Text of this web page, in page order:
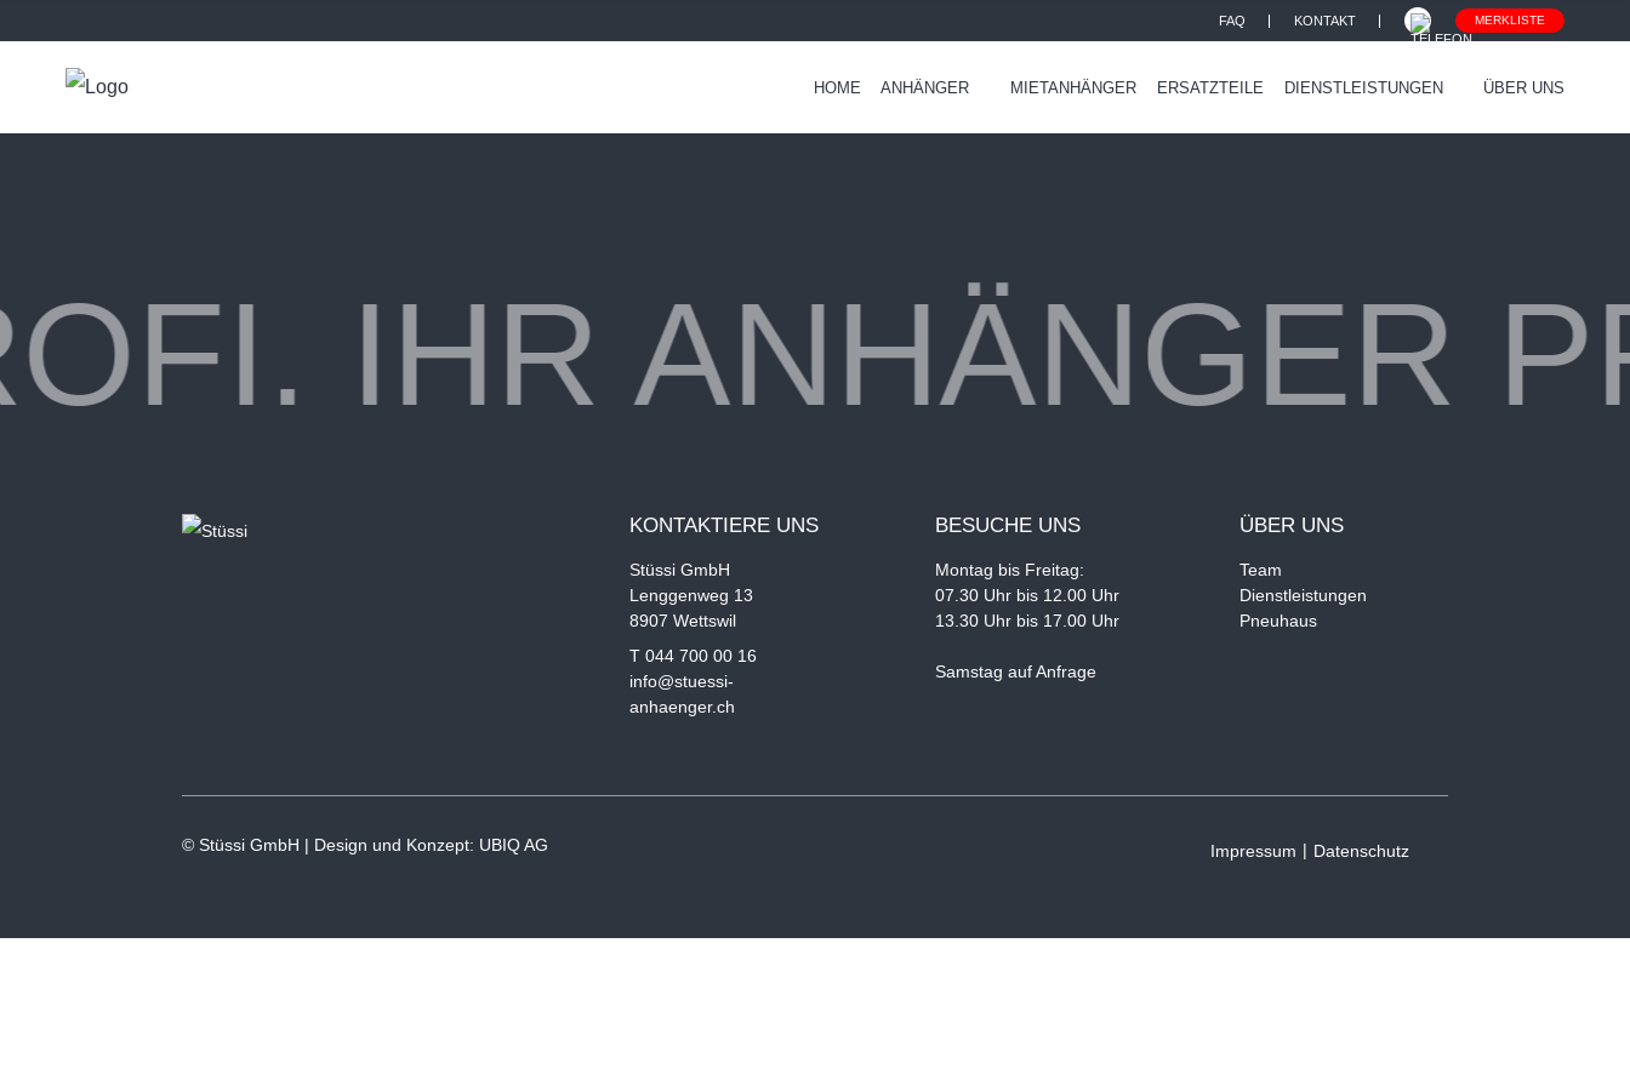
HOME
FAQ KONTAKT MERKLISTE
HOME ANHÄNGER MIETANHÄNGER ERSATZTEILE DIENSTLEISTUNGEN ÜBER UNS
IHR ANHÄNGER
KONTAKTIERE UNS
Stüssi GmbH
Lenggenweg 13
8907 Wettswil
T 044 700 00 16
info@stuessi-
anhaenger.ch
BESUCHE UNS
Montag bis Freitag:
07.30 Uhr bis 12.00 Uhr
13.30 Uhr bis 17.00 Uhr
Samstag auf Anfrage
ÜBER UNS
Team
Dienstleistungen
Pneuhaus
© Stüssi GmbH | Design und Konzept: UBIQ AG Impressum | Datenschutz